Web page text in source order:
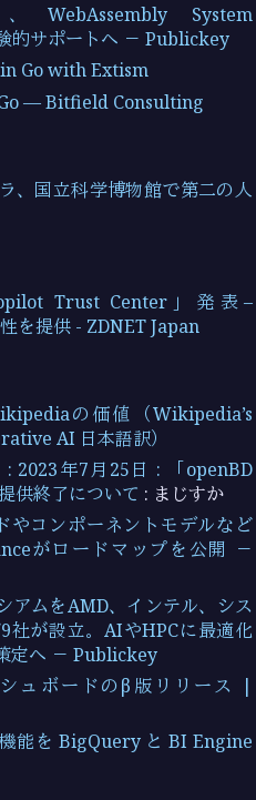
System
的サポートへ － Publickey
Go with Extism
— Bitfield Consulting
、国立科学博物館で第二の人
Trust Center」発表–
を提供 - ZDNET Japan
の価値（Wikipedia’s
AI 日本語訳）
2023年7月25日 : 「openBD
供終了について : まじすか
やコンポーネントモデルなど
がロードマップを公開 －
ムをAMD、インテル、シス
社が設立。AIやHPCに最適化
定へ － Publickey
ュボードのβ版リリース |
能を BigQuery と BI Engine